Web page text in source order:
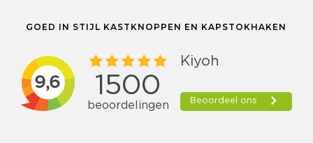
GOED IN STIJL KASTKNOPPEN EN KAPSTOKHAKEN